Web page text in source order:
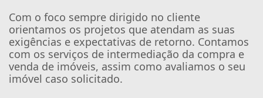
Com o foco sempre dirigido no cliente
orientamos os projetos que atendam as suas
exigências e expectativas de retorno. Contamos
com os serviços de intermediação da compra e
venda de imóveis, assim como avaliamos o seu
imóvel caso solicitado.